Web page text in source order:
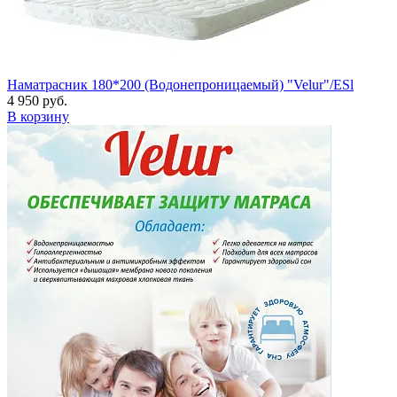
Наматрасник 180*200 (Водонепроницаемый) "Velur"/ESl
4 950 руб.
В корзину